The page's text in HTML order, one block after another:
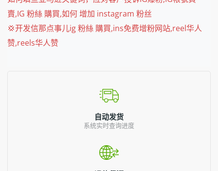
賣,IG 粉絲 購買,如何 增加 instagram 粉丝
💢开发信那点事儿ig 粉絲 購買,ins免费增粉网站,reel华人
赞,reels华人赞
自动发货
系统实时查询进度